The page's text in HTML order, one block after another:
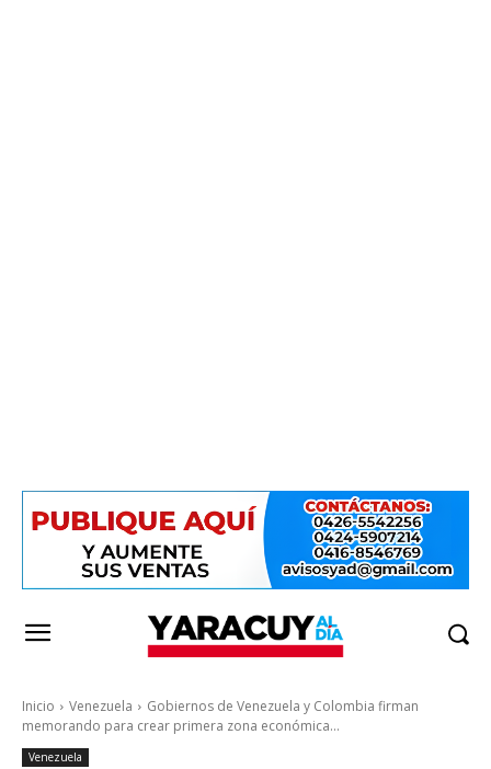
Inicio Venezuela
Gobiernos de Venezuela y Colombia firman
memorando para crear primera zona económica...
Venezuela